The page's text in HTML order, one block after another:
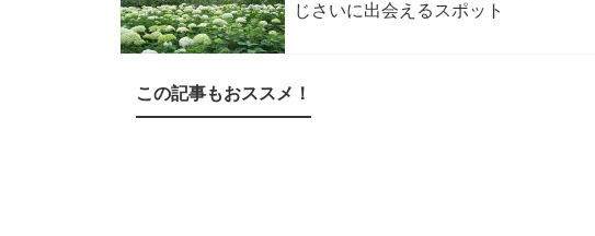
じさいに出会えるスポット
この記事もおススメ！